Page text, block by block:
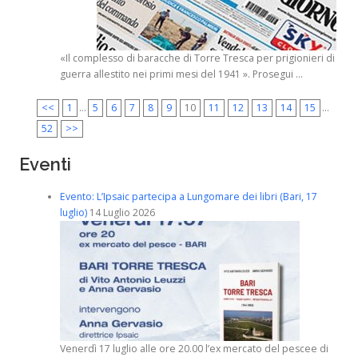
«Il complesso di baracche di Torre Tresca per prigionieri di
guerra allestito nei primi mesi del 1941 ». Prosegui ...
<< 1 ... 5 6 7 8 9 10 11 12 13 14 15 ...
52
>>
Eventi
Evento: L’Ipsaic partecipa a Lungomare dei libri (Bari, 17
luglio)14 Luglio 2026
Venerdì 17 luglio alle ore 20.00 l’ex mercato del pescee di